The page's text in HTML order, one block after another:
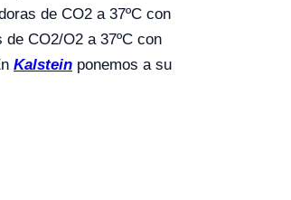
de CO2 a 37ºC con
CO2/O2 a 37ºC con
Kalstein ponemos a su